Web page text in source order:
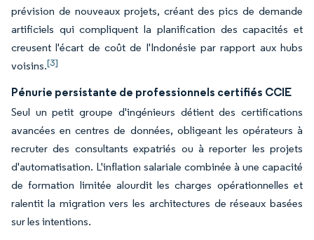
prévision de nouveaux projets, créant des pics de demande
artificiels qui compliquent la planification des capacités et
creusent l'écart de coût de l'Indonésie par rapport aux hubs
voisins.[3]
Pénurie persistante de professionnels certifiés CCIE
Seul un petit groupe d'ingénieurs détient des certifications
avancées en centres de données, obligeant les opérateurs à
recruter des consultants expatriés ou à reporter les projets
d'automatisation. L'inflation salariale combinée à une capacité
de formation limitée alourdit les charges opérationnelles et
ralentit la migration vers les architectures de réseaux basées
sur les intentions.